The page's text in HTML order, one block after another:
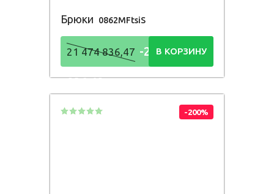
Брюки 0862MFtsiS
21 474 836,47 -21 474
836,48Р
В КОРЗИНУ
-200%